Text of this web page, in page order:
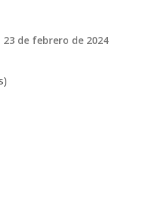
23 de febrero de 2024